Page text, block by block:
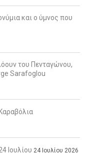
και ο ύμνος που
του Πενταγώνου,
Sarafoglou
Ιουλίου 24 Ιουλίου 2026